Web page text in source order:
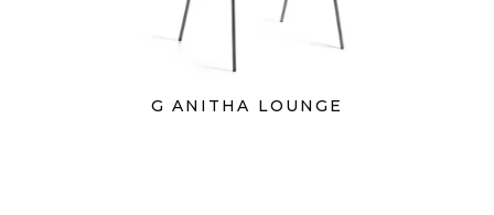
G ANITHA LOUNGE